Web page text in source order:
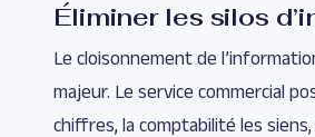
Éliminer les silos
Le cloisonnement de
majeur. Le service commercial
chiffres, la comptabilité les